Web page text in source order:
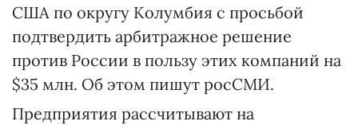
США по округу Колумбия с просьбой
подтвердить арбитражное решение
против России в пользу этих компаний на
$35 млн. Об этом пишут росСМИ.
Предприятия рассчитывают на